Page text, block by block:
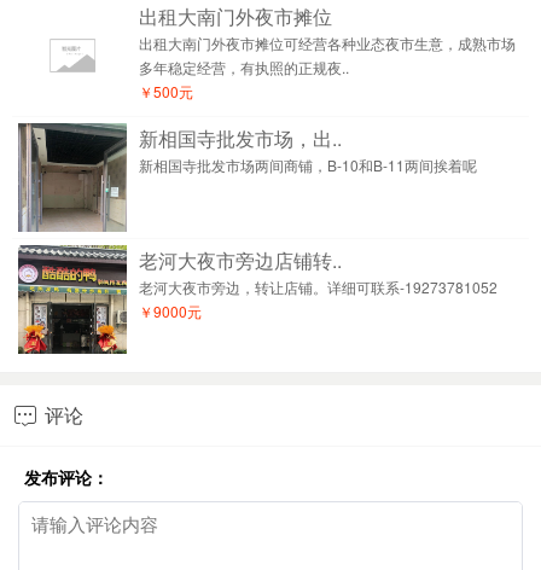
出租大南门外夜市摊位
出租大南门外夜市摊位可经营各种业态夜市生意，成熟市场
多年稳定经营，有执照的正规夜..
￥500元
新相国寺批发市场，出..
新相国寺批发市场两间商铺，B-10和B-11两间挨着呢
老河大夜市旁边店铺转..
老河大夜市旁边，转让店铺。详细可联系-19273781052
￥9000元
 评论
发布评论：